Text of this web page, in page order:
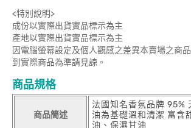
<特別說明>
成份以實際出貨實品標示為主
產地以實際出貨實品標示為主
因電腦螢幕設定及個人觀感之差異本賣場之商
到實際商品為準請見諒。
商品規格
商品簡述
法國知名香氛品牌 95%
油為基礎溫和清潔 富含
油、保濕甘油